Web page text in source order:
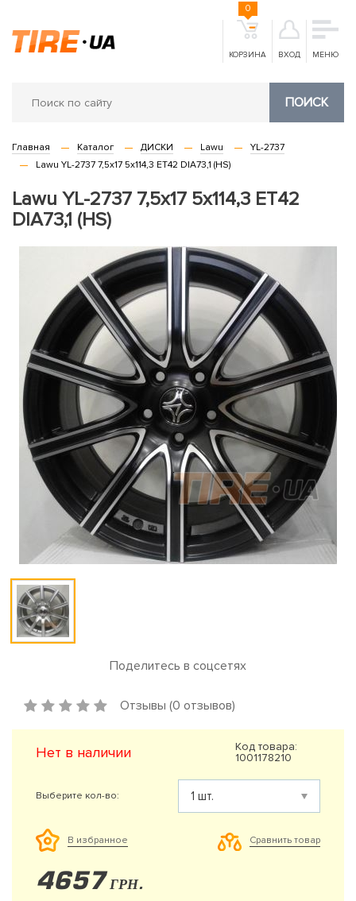
КОРЗИНА
0
ВХОД МЕНЮ
ПОИСК
Главная Каталог ДИСКИ Lawu
YL-2737
Lawu YL-2737 7,5x17 5x114,3 ET42 DIA73,1 (HS)
Lawu YL-2737 7,5x17 5x114,3 ET42
DIA73,1 (HS)
Поделитесь в соцсетях
Отзывы (0 отзывов)
Нет в наличии
Код товара:
1001178210
Выберите кол-во:
В избранное Сравнить товар
4657 ГРН.